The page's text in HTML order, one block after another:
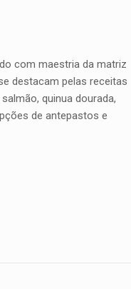
com maestria da matriz
destacam pelas receitas
quinua dourada,
de antepastos e